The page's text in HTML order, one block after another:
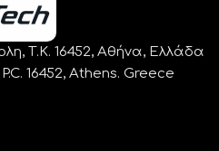
Τ.Κ. 16452, Αθήνα, Ελλάδα
16452, Athens. Greece